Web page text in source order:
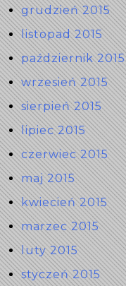
grudzień 2015
listopad 2015
październik 2015
wrzesień 2015
sierpień 2015
lipiec 2015
czerwiec 2015
maj 2015
kwiecień 2015
marzec 2015
luty 2015
styczeń 2015